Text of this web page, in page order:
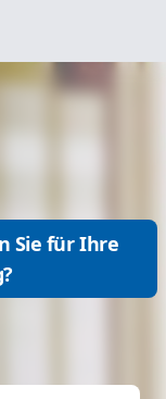
Sie für Ihre